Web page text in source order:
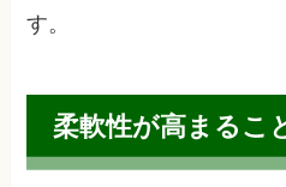
す。
柔軟性が高まるこ